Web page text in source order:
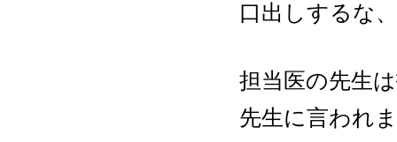
口出しするな
担当医の先生
先生に言われ